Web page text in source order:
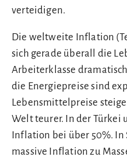
verteidigen.
Die weltweite Inflation
sich gerade überall die
Arbeiterklasse
die Energiepreise sind
Lebensmittelpreise
Welt teurer. In der
Inflation bei über 50%.
massive Inflation zu